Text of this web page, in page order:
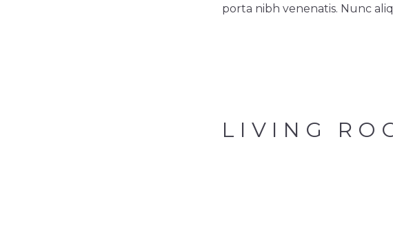
porta nibh venenatis. Nunc
LIVING